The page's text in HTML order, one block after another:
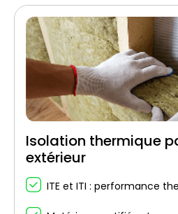
Isolation thermique
extérieur
ITE et ITI : performance